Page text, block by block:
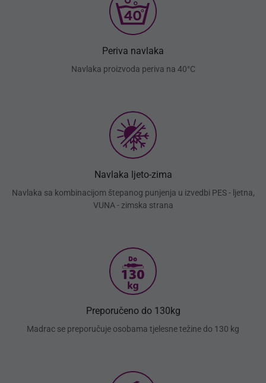
Periva navlaka
Navlaka proizvoda periva na 40°C
Navlaka ljeto-zima
Navlaka sa kombinacijom štepanog punjenja u izvedbi PES - ljetna,
VUNA - zimska strana
Preporučeno do 130kg
Madrac se preporučuje osobama tjelesne težine do 130 kg